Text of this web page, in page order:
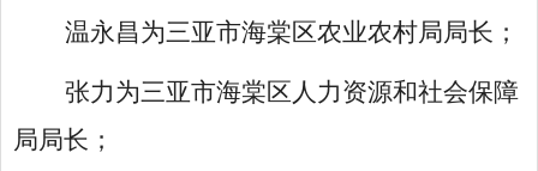
温永昌为三亚市海棠区农业农村局局长；
张力为三亚市海棠区人力资源和社会保障
局局长；